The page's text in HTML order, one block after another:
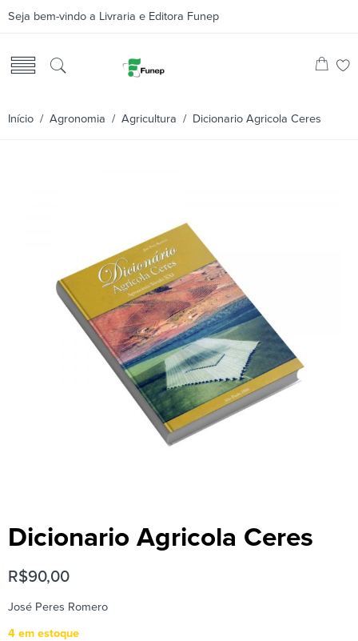
Seja bem-vindo a Livraria e Editora Funep
Início / Agronomia / Agricultura / Dicionario Agricola Ceres
Dicionario Agricola Ceres
R$90,00
José Peres Romero
4 em estoque